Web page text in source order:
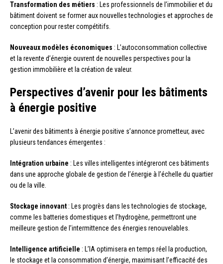
Transformation des métiers : Les professionnels de l’immobilier et du
bâtiment doivent se former aux nouvelles technologies et approches de
conception pour rester compétitifs.
Nouveaux modèles économiques : L’autoconsommation collective
et la revente d’énergie ouvrent de nouvelles perspectives pour la
gestion immobilière et la création de valeur.
Perspectives d’avenir pour les bâtiments
à énergie positive
L’avenir des bâtiments à énergie positive s’annonce prometteur, avec
plusieurs tendances émergentes :
Intégration urbaine : Les villes intelligentes intégreront ces bâtiments
dans une approche globale de gestion de l’énergie à l’échelle du quartier
ou de la ville.
Stockage innovant : Les progrès dans les technologies de stockage,
comme les batteries domestiques et l’hydrogène, permettront une
meilleure gestion de l’intermittence des énergies renouvelables.
Intelligence artificielle : L’IA optimisera en temps réel la production,
le stockage et la consommation d’énergie, maximisant l’efficacité des